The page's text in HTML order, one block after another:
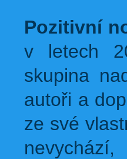
Pozitivní
v letech
skupina
autoři a
ze své